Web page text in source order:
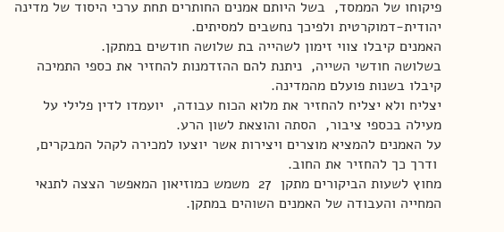
פיקוחו של הממסד, בשל היותם אמנים החותרים תחת ערכי היסוד של מדינה
יהודית-דמוקרטית ולפיכך נחשבים למסיתים.
האמנים קיבלו צווי זימון לשהייה בת שלושה חודשים במתקן.
בשלושה חודשי השייה, ניתנת להם ההזדמנות להחזיר את כספי התמיכה
קיבלו בשנות פועלם מהמדינה.
יצליח ולא יצליח להחזיר את מלוא הכוח עבודה, יועמדו לדין פלילי על
מעילה בכספי ציבור, הסתה והוצאת לשון הרע.
על האמנים להמציא מוצרים ויצירות אשר יוצעו למכירה לקהל המבקרים,
ודרך כך להחזיר את החוב.
מחוץ לשעות הביקורים מתקן 27 משמש כמוזיאון המאפשר הצצה לתנאי
המחייה והעבודה של האמנים השוהים במתקן.